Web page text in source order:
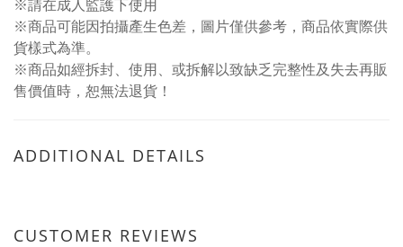
※請在成人監護下使用
※商品可能因拍攝產生色差，圖片僅供參考，商品依實際供
貨樣式為準。
※商品如經拆封、使用、或拆解以致缺乏完整性及失去再販
售價值時，恕無法退貨！
ADDITIONAL DETAILS
CUSTOMER REVIEWS